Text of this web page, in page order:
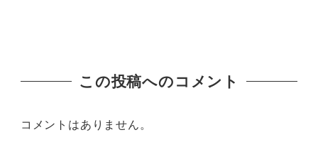
この投稿へのコメント
コメントはありません。